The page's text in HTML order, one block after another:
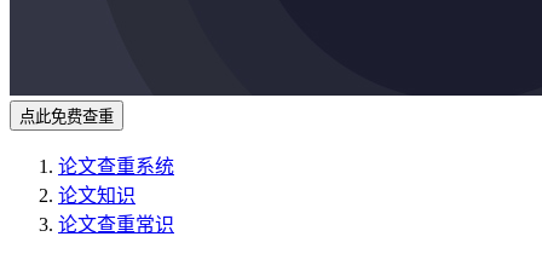
点此免费查重
论文查重系统
论文知识
论文查重常识